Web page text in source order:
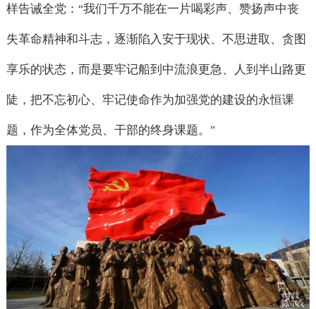
样告诫全党： “我们千万不能在一片喝彩声、赞扬声中丧
失革命精神和斗志，逐渐陷入安于现状、不思进取、贪图
享乐的状态，而是要牢记船到中流浪更急、人到半山路更
陡，把不忘初心、牢记使命作为加强党的建设的永恒课
题，作为全体党员、干部的终身课题。 ”